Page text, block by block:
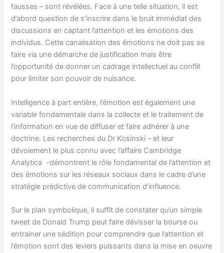
fausses – sont révélées. Face à une telle situation, il est
d’abord question de s’inscrire dans le bruit immédiat des
discussions en captant l’attention et les émotions des
individus. Cette canalisation des émotions ne doit pas se
faire via une démarche de justification mais être
l’opportunité de donner un cadrage intellectuel au conflit
pour limiter son pouvoir de nuisance.
Intelligence à part entière, l’émotion est également une
variable fondamentale dans la collecte et le traitement de
l’information en vue de diffuser et faire adhérer à une
doctrine. Les recherches du Dr Kosinski – et leur
dévoiement le plus connu avec l’affaire Cambridge
Analytica -démontrent le rôle fondamental de l’attention et
des émotions sur les réseaux sociaux dans le cadre d’une
stratégie prédictive de communication d’influence.
Sur le plan symbolique, il suffit de constater qu’un simple
tweet de Donald Trump peut faire dévisser la bourse ou
entrainer une sédition pour comprendre que l’attention et
l’émotion sont des leviers puissants dans la mise en oeuvre